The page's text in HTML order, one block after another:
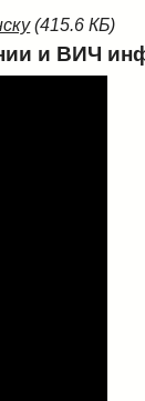
(415.6 КБ)
и ВИЧ